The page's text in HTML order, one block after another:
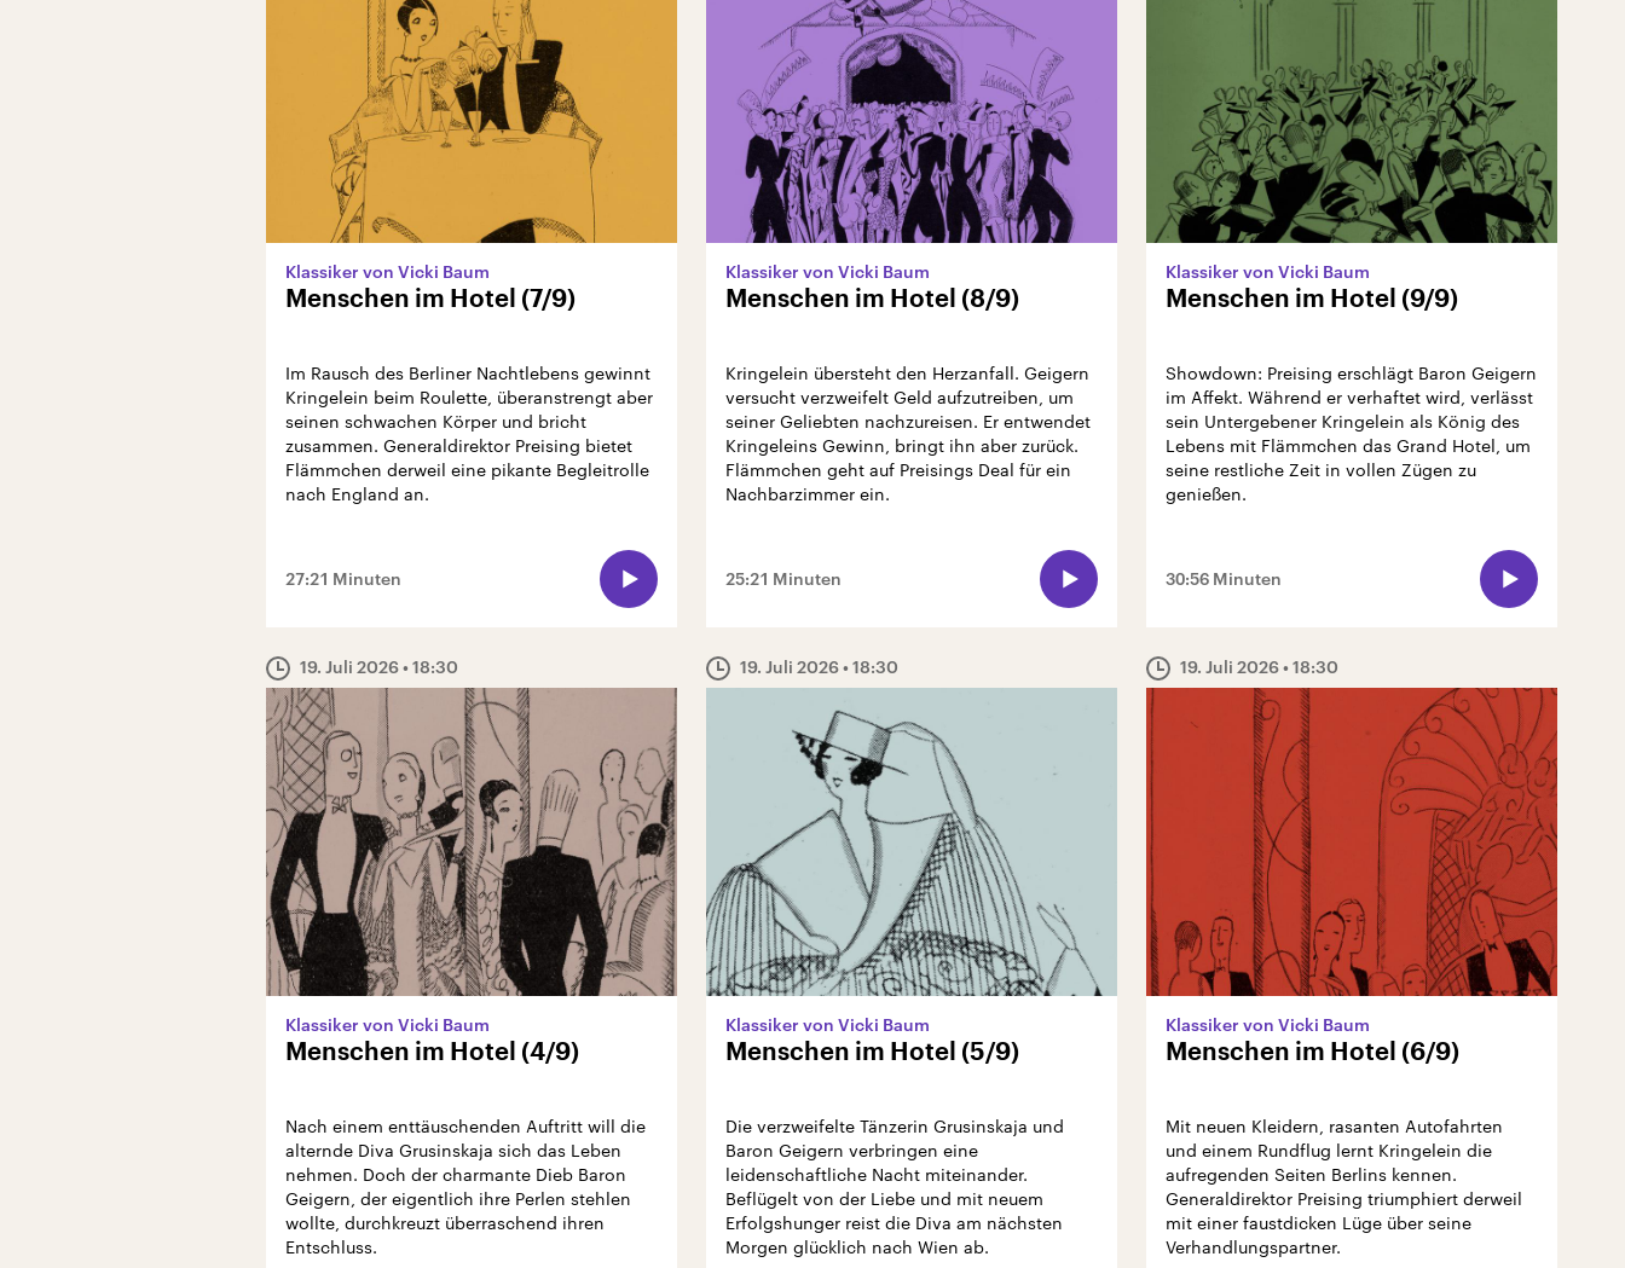
Klassiker von Vicki Baum
Menschen im Hotel (7/9)
Im Rausch des Berliner Nachtlebens gewinnt
Kringelein beim Roulette, überanstrengt aber
seinen schwachen Körper und bricht
zusammen. Generaldirektor Preising bietet
Flämmchen derweil eine pikante Begleitrolle
nach England an.
27:21 Minuten
Klassiker von Vicki Baum
Menschen im Hotel (8/9)
Kringelein übersteht den Herzanfall. Geigern
versucht verzweifelt Geld aufzutreiben, um
seiner Geliebten nachzureisen. Er entwendet
Kringeleins Gewinn, bringt ihn aber zurück.
Flämmchen geht auf Preisings Deal für ein
Nachbarzimmer ein.
25:21 Minuten
Klassiker von Vicki Baum
Menschen im Hotel (9/9)
Showdown: Preising erschlägt Baron Geigern
im Affekt. Während er verhaftet wird, verlässt
sein Untergebener Kringelein als König des
Lebens mit Flämmchen das Grand Hotel, um
seine restliche Zeit in vollen Zügen zu
genießen.
30:56 Minuten
19. Juli 2026• 18:30
Klassiker von Vicki Baum
Menschen im Hotel (4/9)
Nach einem enttäuschenden Auftritt will die
alternde Diva Grusinskaja sich das Leben
nehmen. Doch der charmante Dieb Baron
Geigern, der eigentlich ihre Perlen stehlen
wollte, durchkreuzt überraschend ihren
Entschluss.
19. Juli 2026• 18:30
Klassiker von Vicki Baum
Menschen im Hotel (5/9)
Die verzweifelte Tänzerin Grusinskaja und
Baron Geigern verbringen eine
leidenschaftliche Nacht miteinander.
Beflügelt von der Liebe und mit neuem
Erfolgshunger reist die Diva am nächsten
Morgen glücklich nach Wien ab.
19. Juli 2026• 18:30
Klassiker von Vicki Baum
Menschen im Hotel (6/9)
Mit neuen Kleidern, rasanten Autofahrten
und einem Rundflug lernt Kringelein die
aufregenden Seiten Berlins kennen.
Generaldirektor Preising triumphiert derweil
mit einer faustdicken Lüge über seine
Verhandlungspartner.